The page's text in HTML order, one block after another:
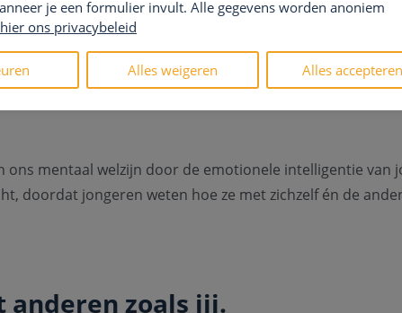
gezondheid te verbeteren, zoals zelfhulpboeken,
de symptomen. Het echte probleem is dat we als
behoeften van authenticiteit en verbondenheid.
mentaal welzijn door de emotionele intelligentie van
doordat jongeren weten hoe ze met zichzelf én de
zoals jij.
je een formulier invult. Alle gegevens worden anoniem
ons privacybeleid
Alles weigeren Alles accepteren